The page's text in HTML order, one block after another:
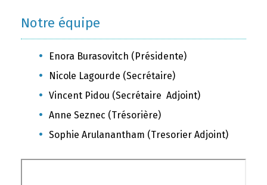
Notre équipe
Enora Burasovitch (Présidente)
Nicole Lagourde (Secrétaire)
Vincent Pidou (Secrétaire Adjoint)
Anne Seznec (Trésorière)
Sophie Arulanantham (Tresorier Adjoint)